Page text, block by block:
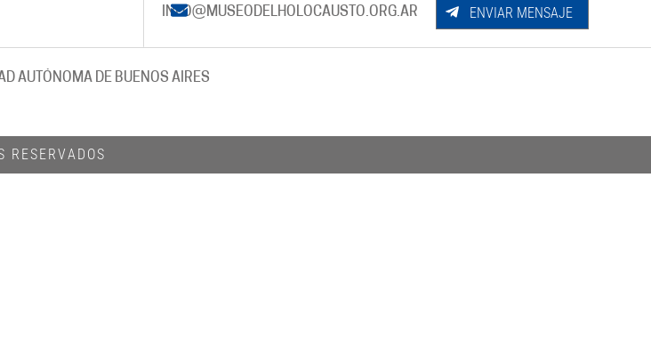
INFO@MUSEODELHOLOCAUSTO.ORG.AR ENVIAR MENSAJE
AUTÓNOMA DE BUENOS AIRES
RESERVADOS